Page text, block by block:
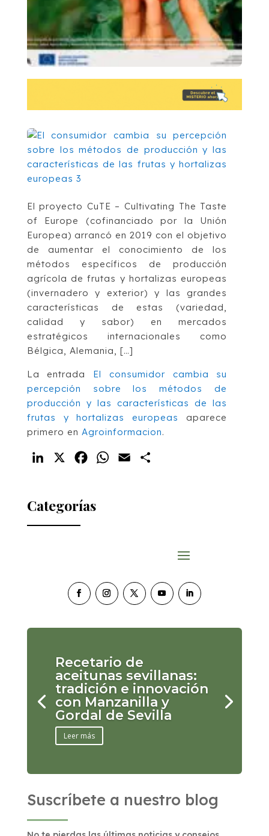
El proyecto CuTE – Cultivating The Taste
of Europe (cofinanciado por la Unión
Europea) arrancó en 2019 con el objetivo
de aumentar el conocimiento de los
métodos específicos de producción
agrícola de frutas y hortalizas europeas
(invernadero y exterior) y las grandes
características de estas (variedad,
calidad y sabor) en mercados
estratégicos internacionales como
Bélgica, Alemania, […]
La entrada El consumidor cambia su
percepción sobre los métodos de
producción y las características de las
frutas y hortalizas europeas
aparece
primero en Agroinformacion.
LinkedIn FacebookWhatsApp
Email
Categorías
Recetario de
aceitunas sevillanas:
tradición e innovación
con Manzanilla y
Gordal de Sevilla
Leer más
Suscríbete a nuestro blog